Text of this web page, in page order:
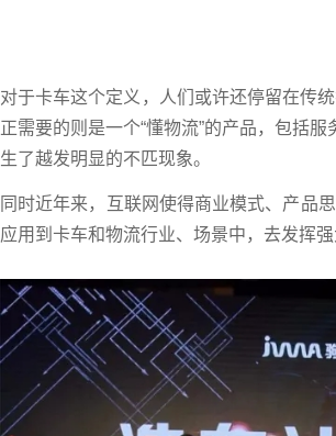
对于卡车这个定义，人们或许还停留在传
正需要的则是一个“懂物流”的产品，包括服
生了越发明显的不匹现象。
同时近年来，互联网使得商业模式、产品
应用到卡车和物流行业、场景中，去发挥